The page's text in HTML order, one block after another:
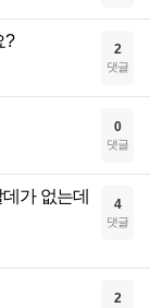
? 2
댓글
0
댓글
가 없는데
4
댓글
2